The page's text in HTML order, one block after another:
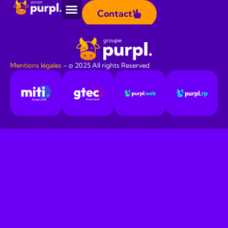
Panneau de gestion des cookies
Contact
Étiquetté Content Marketing
Mentions légales ​ – © 2025 All rights Reserved